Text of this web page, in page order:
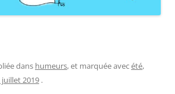
dans humeurs, et marquée avecété,
juillet 2019 .